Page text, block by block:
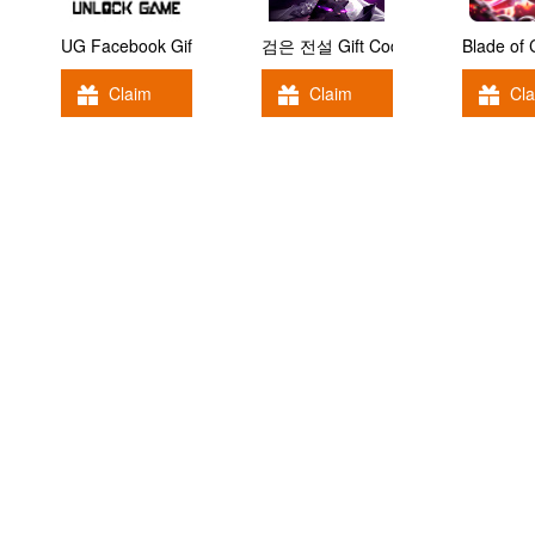
UG Facebook Gift Code
Claim
검은 전설 Gift Code
Claim
Blade of